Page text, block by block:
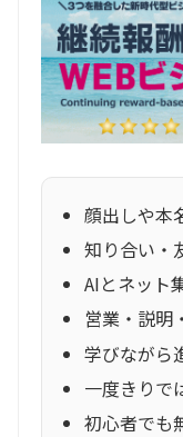
顔出しや本
知り合い・
AIとネット
営業・説明
学びながら
一度きりで
初心者でも